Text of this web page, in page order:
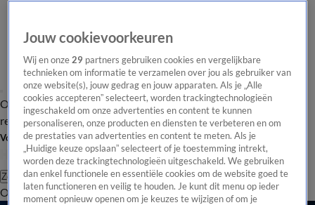
Overzicht Laatste nieuws Regionieuws Het beste van Hart
Tip de
redactie
Volg Hart van Nederland
Zoeken
OverzichtRegioUitzendingenWeerTip de redactiePanelVideo's
Jouw cookievoorkeuren
Wij en onze29 partners gebruiken cookies en vergelijkbare
technieken om informatie te verzamelen over jou als gebruiker van
onze website(s), jouw gedrag en jouw apparaten. Als je „Alle
cookies accepteren” selecteert, worden trackingtechnologieën
ingeschakeld om onze advertenties en content te kunnen
personaliseren, onze producten en diensten te verbeteren en om
de prestaties van advertenties en content te meten. Als je
„Huidige keuze opslaan” selecteert of je toestemming intrekt,
worden deze trackingtechnologieën uitgeschakeld. We gebruiken
dan enkel functionele en essentiële cookies om de website goed te
laten functioneren en veilig te houden. Je kunt dit menu op ieder
moment opnieuw openen om je keuzes te wijzigen of om je